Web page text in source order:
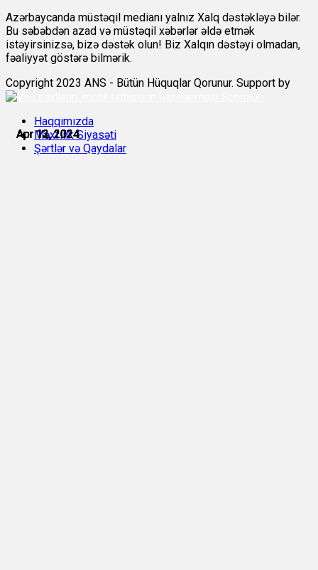
Apr 12, 2024
Apr 12, 2024
Apr 13, 2024
Apr 13, 2024
Apr 13, 2024
Apr 13, 2024
Azərbaycanda müstəqil medianı yalnız Xalq dəstəkləyə bilər.
Bu səbəbdən azad və müstəqil xəbərlər əldə etmək
istəyirsinizsə, bizə dəstək olun! Biz Xalqın dəstəyi olmadan,
fəaliyyət göstərə bilmərik.
Copyright 2023 ANS - Bütün Hüquqlar Qorunur. Support by
Haqqımızda
Məxfilik Siyasəti
Şərtlər və Qaydalar